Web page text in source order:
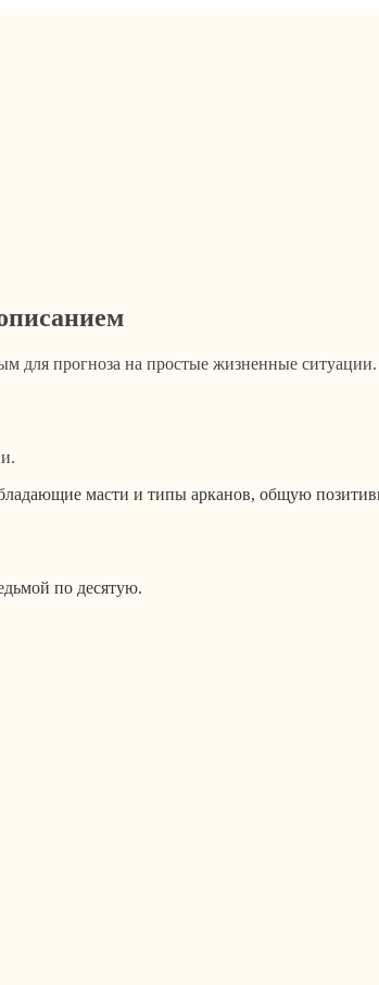
для прогноза на простые жизненные
масти и типы арканов, общую
по десятую.